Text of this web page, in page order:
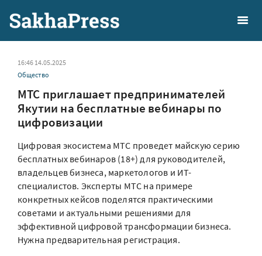
16:46 14.05.2025
Общество
МТС приглашает предпринимателей
Якутии на бесплатные вебинары по
цифровизации
Цифровая экосистема МТС проведет майскую серию
бесплатных вебинаров (18+) для руководителей,
владельцев бизнеса, маркетологов и ИТ-
специалистов. Эксперты МТС на примере
конкретных кейсов поделятся практическими
советами и актуальными решениями для
эффективной цифровой трансформации бизнеса.
Нужна предварительная регистрация.